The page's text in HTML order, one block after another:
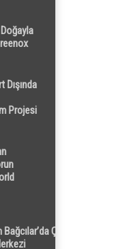
Dışında
Projesi
Çok